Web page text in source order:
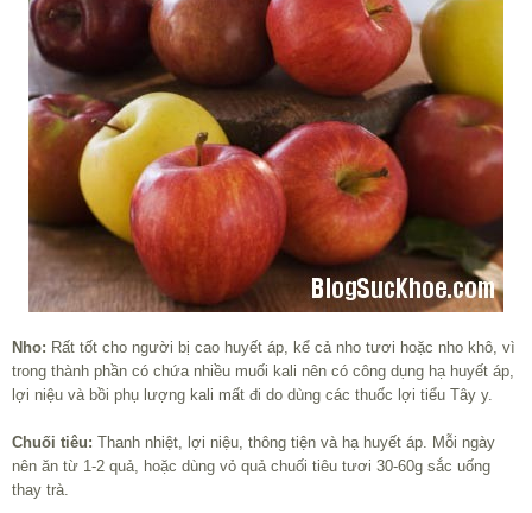
Nho: Rất tốt cho người bị cao huyết áp, kể cả nho tươi hoặc nho khô, vì
trong thành phần có chứa nhiều muối kali nên có công dụng hạ huyết áp,
lợi niệu và bồi phụ lượng kali mất đi do dùng các thuốc lợi tiểu Tây y.
Chuối tiêu: Thanh nhiệt, lợi niệu, thông tiện và hạ huyết áp. Mỗi ngày
nên ăn từ 1-2 quả, hoặc dùng vỏ quả chuối tiêu tươi 30-60g sắc uống
thay trà.